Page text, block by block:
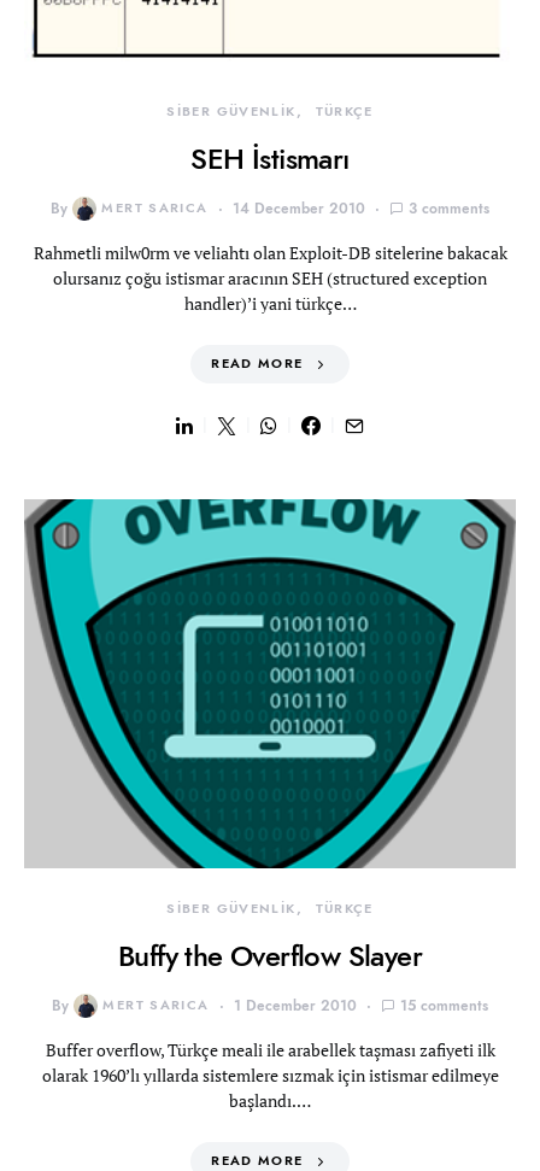
SİBER GÜVENLİK TÜRKÇE
SEH İstismarı
By MERT SARICA 14 December 2010 3 comments
Rahmetli milw0rm ve veliahtı olan Exploit-DB sitelerine bakacak
olursanız çoğu istismar aracının SEH (structured exception
handler)’i yani türkçe…
READ MORE
SİBER GÜVENLİK TÜRKÇE
Buffy the Overflow Slayer
By MERT SARICA 1 December 2010 15 comments
Buffer overflow, Türkçe meali ile arabellek taşması zafiyeti ilk
olarak 1960’lı yıllarda sistemlere sızmak için istismar edilmeye
başlandı.…
READ MORE